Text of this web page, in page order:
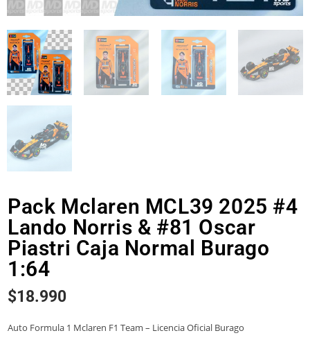
Pack Mclaren MCL39 2025 #4
Lando Norris & #81 Oscar
Piastri Caja Normal Burago
1:64
$18.990
Auto Formula 1 Mclaren F1 Team – Licencia Oficial Burago